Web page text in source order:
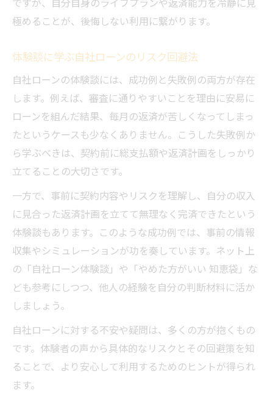
極めることが、後悔しない利用に繋がります。
体験談に学ぶ自社ローンのリスク回避法
自社ローンの体験談には、成功例と失敗例の両方が存在
します。例えば、審査に通りやすいことを理由に安易に
ローンを組んだ結果、毎月の返済が苦しくなってしまっ
たというケースも少なくありません。こうした失敗例か
ら学ぶべきは、契約前に総支払額や返済計画をしっかり
立てることの大切さです。
一方で、事前に契約内容やリスクを理解し、自分の収入
に見合った返済計画を立てて無理なく完済できたという
体験談もあります。このような成功例では、事前の情報
収集やシミュレーションが功を奏しています。ネット上
の「自社ローン体験談」や「やめた方がいい 知恵袋」な
ども参考にしつつ、他人の経験を自分の判断材料に活か
しましょう。
自社ローンに対する不安や疑問は、多くの方が抱くもの
です。体験者の声から具体的なリスクとその回避策を知
ることで、より安心して利用するためのヒントが得られ
ます。